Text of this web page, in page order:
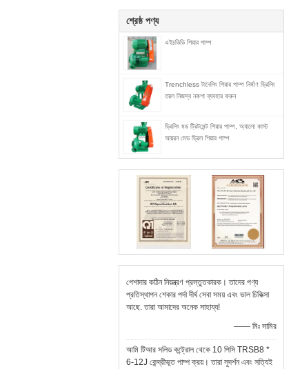
শ্রেষ্ঠ পণ্য
এইচডিডি শিয়ার পাম্প
Trenchless টানেলিং শিয়ার পাম্প নির্মাণ ড্রিলিং
তরল নিজস্ব নকশা ব্যবহার করুন
ড্রিলিং মড ট্রিটমেন্ট শিয়ার পাম্প, অ্যালো কাস্ট
আয়রন মেড ড্রিল শিয়ার পাম্প
পেশাদার কঠিন নিয়ন্ত্রণ প্রস্তুতকারক। তাদের পণ্য
প্রতিস্থাপন শেকার পর্দা দীর্ঘ সেবা সময় এবং ভাল চিকিত্সা
আছে. তারা আমাদের অনেক সাহায্য!
—— মিঃ সামির
আমি টিআর সলিড কন্ট্রোল থেকে 10 পিসি TRSB8 *
6-12J কেন্দ্রীভূত পাম্প ক্রয়। তারা সুদর্শন এবং সত্যিই